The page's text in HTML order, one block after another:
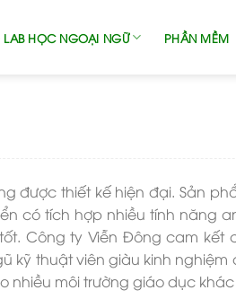
LAB HỌC NGOẠI NGỮ PHẦN MỀM
được thiết kế hiện đại. Sản
có tích hợp nhiều tính năng
Công ty Viễn Đông cam kết
kỹ thuật viên giàu kinh nghiệm
nhiều môi trường giáo dục